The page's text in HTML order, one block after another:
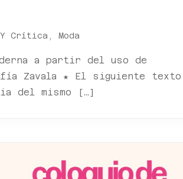
Crítica
Moda
a partir del uso de
Zavala ★ El siguiente texto
del mismo […]